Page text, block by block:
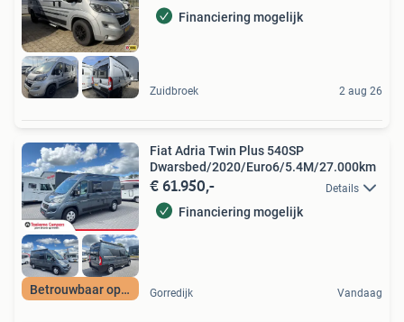
Financiering mogelijk
Zuidbroek 2 aug 26
Betrouwbaar op pad
Fiat Adria Twin Plus 540SP
Dwarsbed/2020/Euro6/5.4M/27.000km
€ 61.950,- Details
Financiering mogelijk
Gorredijk Vandaag